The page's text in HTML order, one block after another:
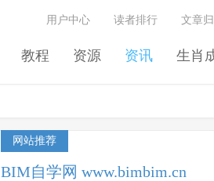
教程 资源 资讯 生肖
用户中心 读者排行 文章
网站推荐
BIM自学网 www.bimbim.cn